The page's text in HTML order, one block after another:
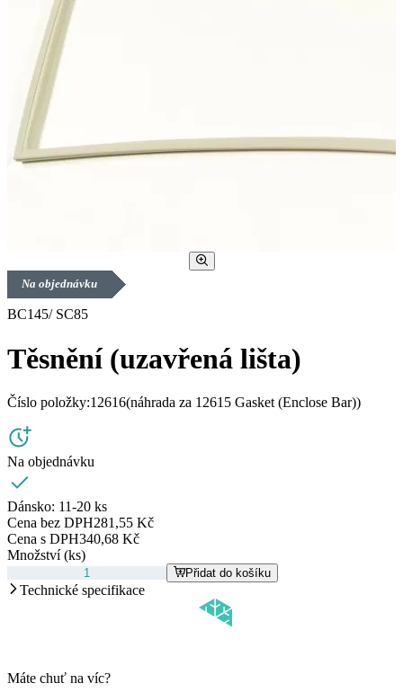
Na objednávku
BC145/ SC85
Těsnění (uzavřená lišta)
Číslo položky:12616(náhrada za 12615 Gasket (Enclose Bar))
Na objednávku
Dánsko: 11-20 ks
Cena bez DPH281,55 Kč
Cena s DPH340,68 Kč
Množství (ks)
Přidat do košíku
Technické specifikace
Máte chuť na víc?